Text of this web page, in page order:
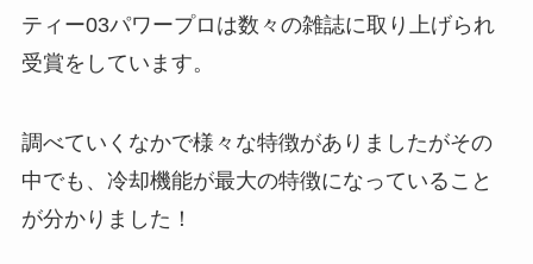
ティー03パワープロは数々の雑誌に取り上げられ
受賞をしています。
調べていくなかで様々な特徴がありましたがその
中でも、冷却機能が最大の特徴になっていること
が分かりました！